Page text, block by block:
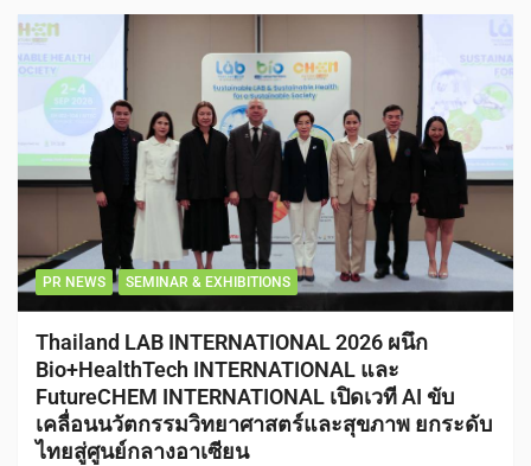
PR NEWS SEMINAR & EXHIBITIONS
Thailand LAB INTERNATIONAL 2026 ผนึก
Bio+HealthTech INTERNATIONAL และ
FutureCHEM INTERNATIONAL เปิดเวที AI ขับ
เคลื่อนนวัตกรรมวิทยาศาสตร์และสุขภาพ ยกระดับ
ไทยสู่ศูนย์กลางอาเซียน